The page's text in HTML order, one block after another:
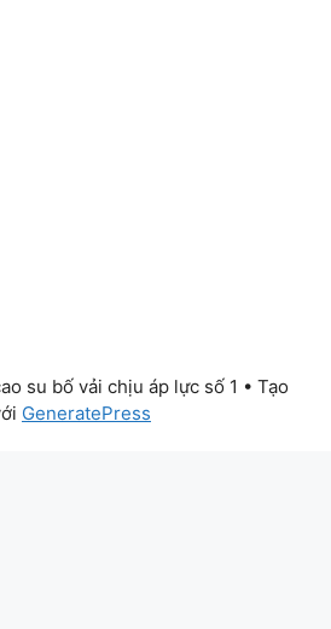
su bố vải chịu áp lực số 1 • Tạo
GeneratePress